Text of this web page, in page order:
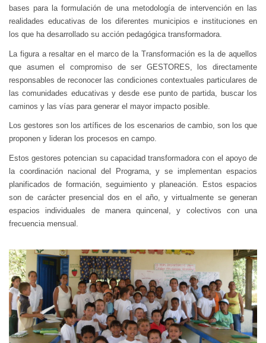
bases para la formulación de una metodología de intervención en las
realidades educativas de los diferentes municipios e instituciones en
los que ha desarrollado su acción pedagógica transformadora.
La figura a resaltar en el marco de la Transformación es la de aquellos
que asumen el compromiso de ser GESTORES, los directamente
responsables de reconocer las condiciones contextuales particulares de
las comunidades educativas y desde ese punto de partida, buscar los
caminos y las vías para generar el mayor impacto posible.
Los gestores son los artífices de los escenarios de cambio, son los que
proponen y lideran los procesos en campo.
Estos gestores potencian su capacidad transformadora con el apoyo de
la coordinación nacional del Programa, y se implementan espacios
planificados de formación, seguimiento y planeación. Estos espacios
son de carácter presencial dos en el año, y virtualmente se generan
espacios individuales de manera quincenal, y colectivos con una
frecuencia mensual.